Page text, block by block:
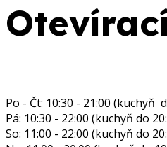
Po - Čt: 10:30 - 21:00 (kuchyň
Pá: 10:30 - 22:00 (kuchyň do
So: 11:00 - 22:00 (kuchyň do